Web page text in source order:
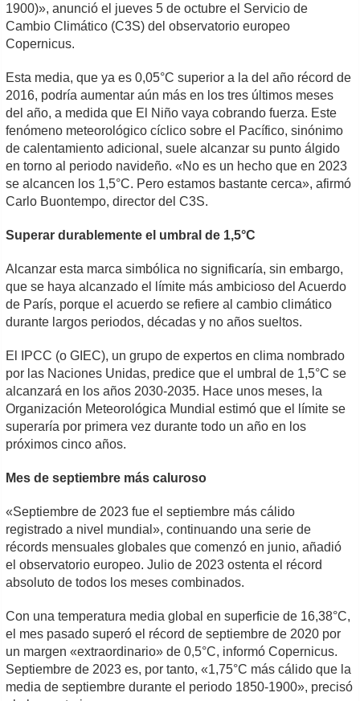
1900)», anunció el jueves 5 de octubre el Servicio de
Cambio Climático (C3S) del observatorio europeo
Copernicus.
Esta media, que ya es 0,05°C superior a la del año récord de
2016, podría aumentar aún más en los tres últimos meses
del año, a medida que El Niño vaya cobrando fuerza. Este
fenómeno meteorológico cíclico sobre el Pacífico, sinónimo
de calentamiento adicional, suele alcanzar su punto álgido
en torno al periodo navideño. «No es un hecho que en 2023
se alcancen los 1,5°C. Pero estamos bastante cerca», afirmó
Carlo Buontempo, director del C3S.
Superar durablemente el umbral de 1,5°C
Alcanzar esta marca simbólica no significaría, sin embargo,
que se haya alcanzado el límite más ambicioso del Acuerdo
de París, porque el acuerdo se refiere al cambio climático
durante largos periodos, décadas y no años sueltos.
El IPCC (o GIEC), un grupo de expertos en clima nombrado
por las Naciones Unidas, predice que el umbral de 1,5°C se
alcanzará en los años 2030-2035. Hace unos meses, la
Organización Meteorológica Mundial estimó que el límite se
superaría por primera vez durante todo un año en los
próximos cinco años.
Mes de septiembre más caluroso
«Septiembre de 2023 fue el septiembre más cálido
registrado a nivel mundial», continuando una serie de
récords mensuales globales que comenzó en junio, añadió
el observatorio europeo. Julio de 2023 ostenta el récord
absoluto de todos los meses combinados.
Con una temperatura media global en superficie de 16,38°C,
el mes pasado superó el récord de septiembre de 2020 por
un margen «extraordinario» de 0,5°C, informó Copernicus.
Septiembre de 2023 es, por tanto, «1,75°C más cálido que la
media de septiembre durante el periodo 1850-1900», precisó